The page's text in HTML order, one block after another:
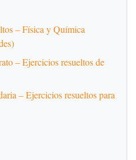
– Física y Química
– Ejercicios resueltos de
– Ejercicios resueltos para